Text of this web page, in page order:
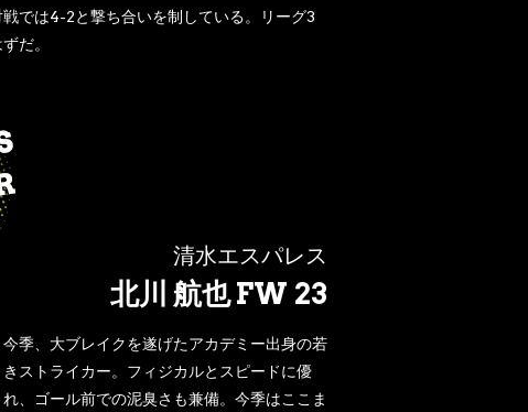
では4-2と撃ち合いを制している。リーグ3
だ。
清水エスパレス
北川 航也 FW 23
今季、大ブレイクを遂げたアカデミー出身の若
きストライカー。フィジカルとスピードに優
れ、ゴール前での泥臭さも兼備。今季はここま